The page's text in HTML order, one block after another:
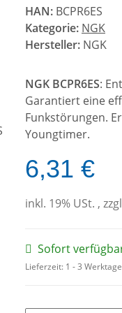
HAN: BCPR6ES
Kategorie: NGK
Hersteller: NGK
NGK BCPR6ES:
Garantiert eine
Funkstörungen.
Youngtimer.
6,31 €
inkl. 19% USt. ,
Sofort
Lieferzeit: 1 - 3 Werktage